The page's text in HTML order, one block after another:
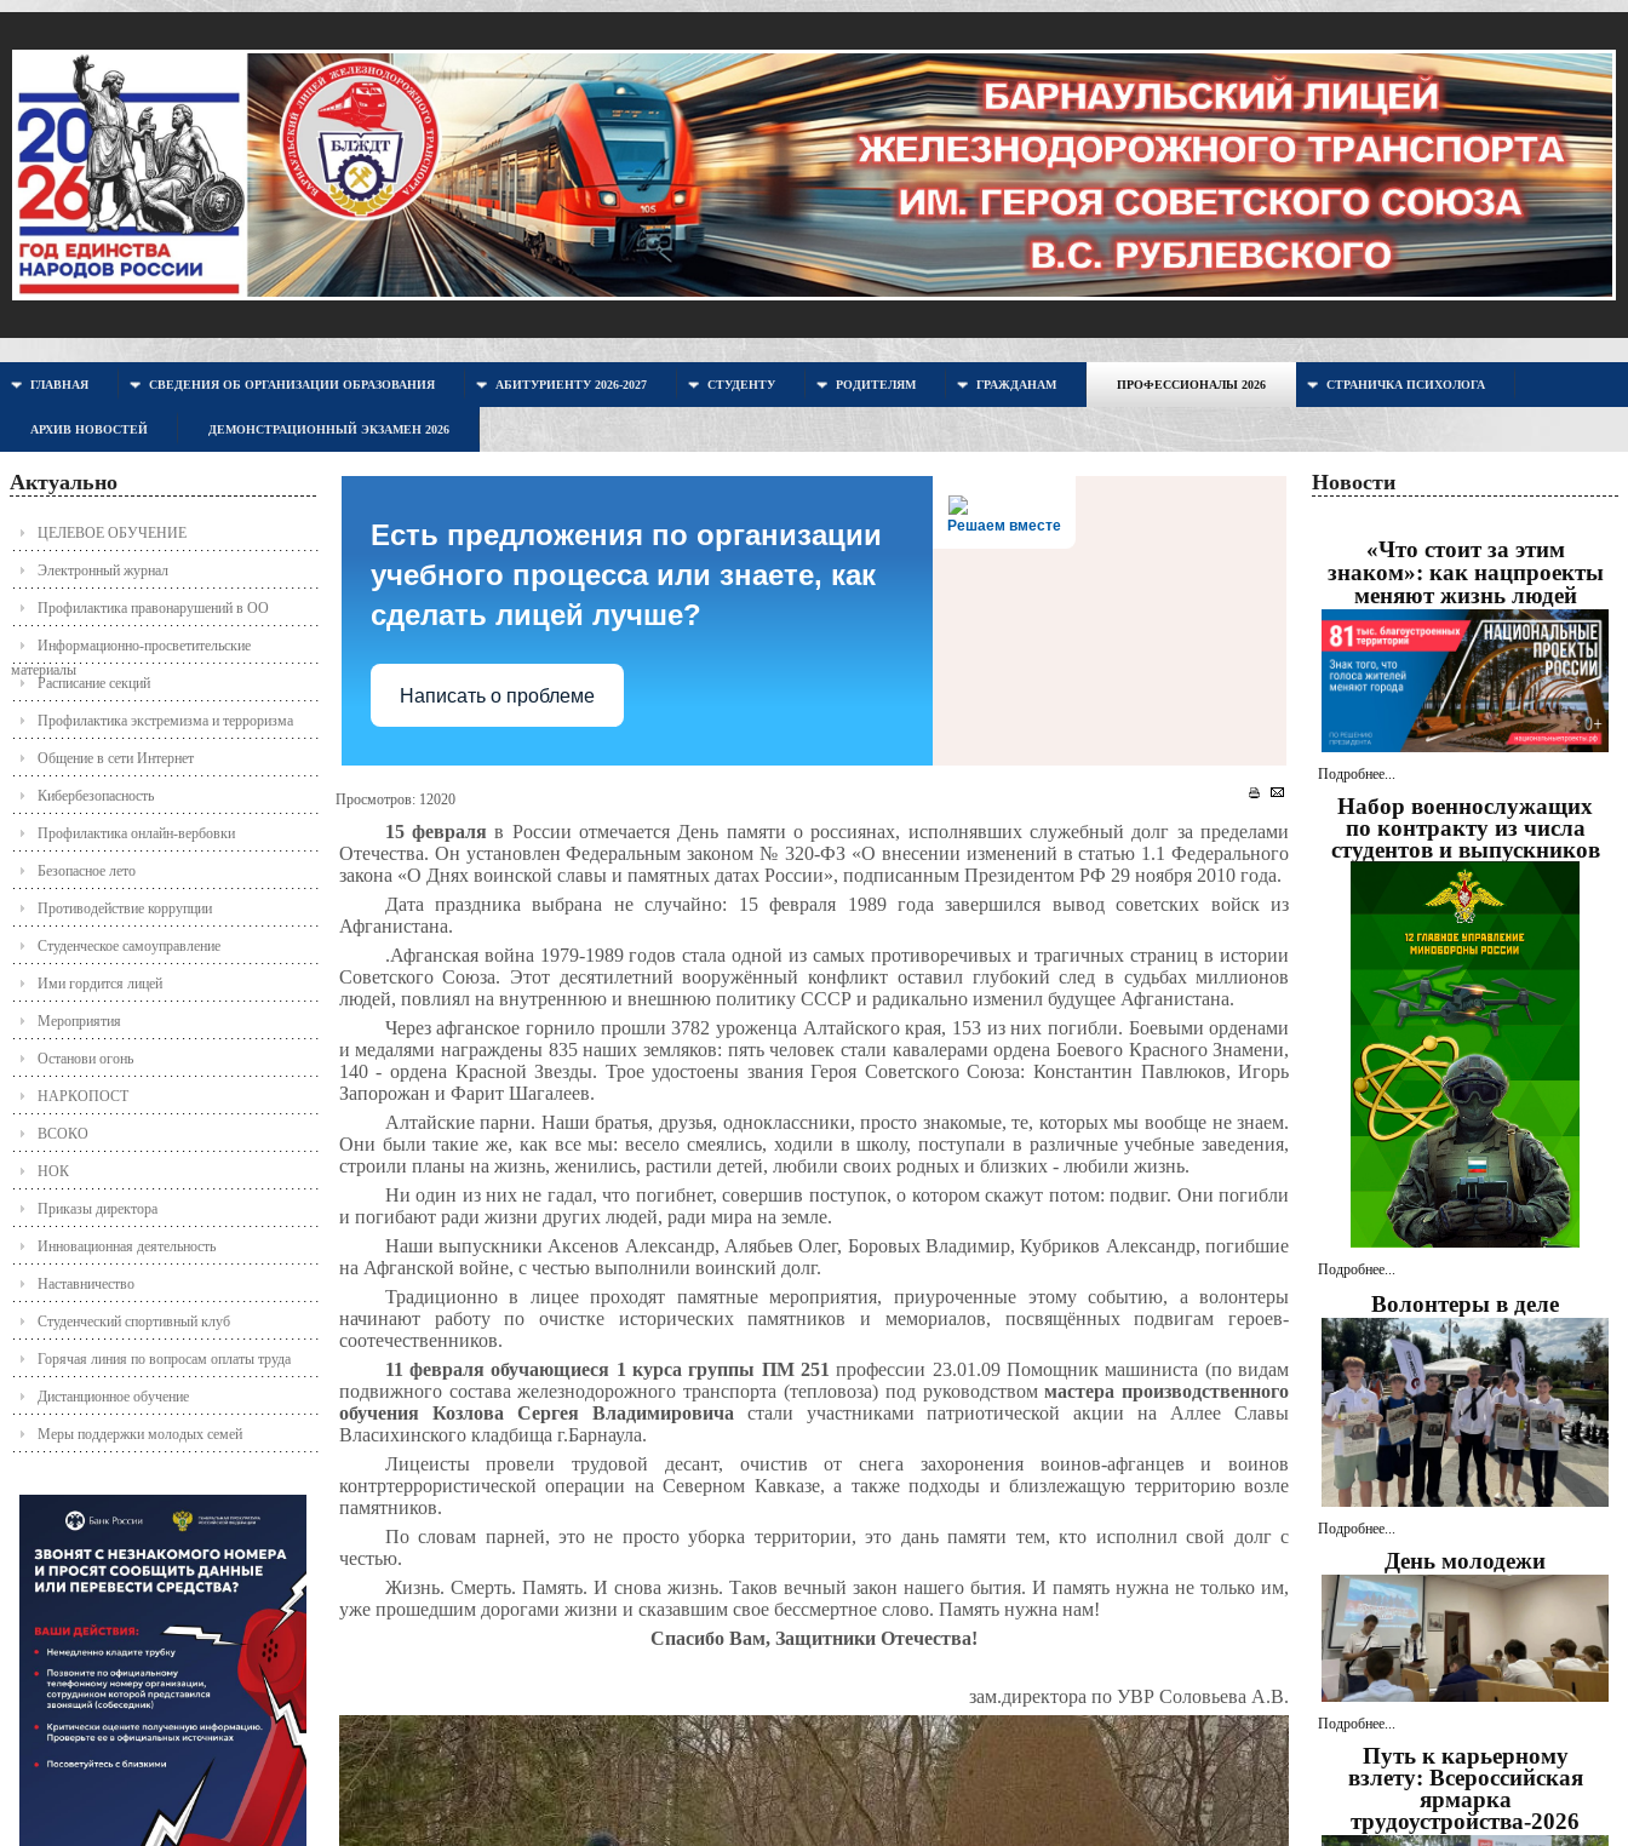
ГЛАВНАЯ СВЕДЕНИЯ ОБ ОРГАНИЗАЦИИ ОБРАЗОВАНИЯ АБИТУРИЕНТУ 2026-2027 СТУДЕНТУ РОДИТЕЛЯМ ГРАЖДАНАМ ПРОФЕССИОНАЛЫ 2026 СТРАНИЧКА ПСИХОЛОГА
АРХИВ НОВОСТЕЙ ДЕМОНСТРАЦИОННЫЙ ЭКЗАМЕН 2026
Актуально
ЦЕЛЕВОЕ ОБУЧЕНИЕ
Электронный журнал
Профилактика правонарушений в ОО
Информационно-просветительские
материалы
Расписание секций
Профилактика экстремизма и терроризма
Общение в сети Интернет
Кибербезопасность
Профилактика онлайн-вербовки
Безопасное лето
Противодействие коррупции
Студенческое самоуправление
Ими гордится лицей
Мероприятия
Останови огонь
НАРКОПОСТ
ВСОКО
НОК
Приказы директора
Инновационная деятельность
Наставничество
Студенческий спортивный клуб
Горячая линия по вопросам оплаты труда
Дистанционное обучение
Меры поддержки молодых семей
Решаем вместе
Есть предложения по организации
учебного процесса или знаете, как
сделать лицей лучше?
Написать о проблеме
Просмотров: 12020
15 февраля в России отмечается День памяти о россиянах, исполнявших служебный долг за пределами
Отечества. Он установлен Федеральным законом № 320-ФЗ «О внесении изменений в статью 1.1 Федерального
закона «О Днях воинской славы и памятных датах России», подписанным Президентом РФ 29 ноября 2010 года.
Дата праздника выбрана не случайно: 15 февраля 1989 года завершился вывод советских войск из
Афганистана.
.Афганская война 1979-1989 годов стала одной из самых противоречивых и трагичных страниц в истории
Советского Союза. Этот десятилетний вооружённый конфликт оставил глубокий след в судьбах миллионов
людей, повлиял на внутреннюю и внешнюю политику СССР и радикально изменил будущее Афганистана.
Через афганское горнило прошли 3782 уроженца Алтайского края, 153 из них погибли. Боевыми орденами
и медалями награждены 835 наших земляков: пять человек стали кавалерами ордена Боевого Красного Знамени,
140 - ордена Красной Звезды. Трое удостоены звания Героя Советского Союза: Константин Павлюков, Игорь
Запорожан и Фарит Шагалеев.
Алтайские парни. Наши братья, друзья, одноклассники, просто знакомые, те, которых мы вообще не знаем.
Они были такие же, как все мы: весело смеялись, ходили в школу, поступали в различные учебные заведения,
строили планы на жизнь, женились, растили детей, любили своих родных и близких - любили жизнь.
Ни один из них не гадал, что погибнет, совершив поступок, о котором скажут потом: подвиг. Они погибли
и погибают ради жизни других людей, ради мира на земле.
Наши выпускники Аксенов Александр, Алябьев Олег, Боровых Владимир, Кубриков Александр, погибшие
на Афганской войне, с честью выполнили воинский долг.
Традиционно в лицее проходят памятные мероприятия, приуроченные этому событию, аволонтеры
начинают работу по очистке исторических памятников и мемориалов, посвящённых подвигам героев-
соотечественников.
11 февраля обучающиеся 1 курса группы ПМ 251 профессии 23.01.09 Помощник машиниста (по видам
подвижного состава железнодорожного транспорта (тепловоза) под руководствоммастера производственного
обучения Козлова Сергея Владимировича стали участниками патриотической акциина Аллее Славы
Власихинского кладбища г.Барнаула.
Лицеисты провели трудовой десант, очистив от снега захоронения воинов-афганцев и воинов
контртеррористической операции на Северном Кавказе, а также подходы и близлежащую территорию возле
памятников.
По словам парней, это не просто уборка территории, это дань памяти тем, кто исполнил свой долг с
честью.
Жизнь. Смерть. Память. И снова жизнь. Таков вечный закон нашего бытия. И память нужна не только им,
уже прошедшим дорогами жизни и сказавшим свое бессмертное слово. Память нужна нам!
Спасибо Вам, Защитники Отечества!
зам.директора по УВР Соловьева А.В.
Новости
«Что стоит за этим
знаком»: как нацпроекты
меняют жизнь людей
Подробнее...
Набор военнослужащих
по контракту из числа
студентов и выпускников
Подробнее...
Волонтеры в деле
Подробнее...
День молодежи
Подробнее...
Путь к карьерному
взлету: Всероссийская
ярмарка
трудоустройства-2026